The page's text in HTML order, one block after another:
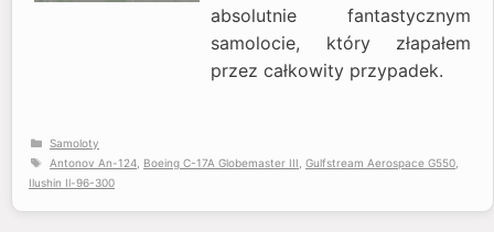
absolutnie fantastycznym
samolocie, który złapałem
przez całkowity przypadek.
Kategorie
Samoloty
Tagi
Antonov An-124 Boeing C-17A Globemaster III Gulfstream Aerospace G550
Ilushin Il-96-300